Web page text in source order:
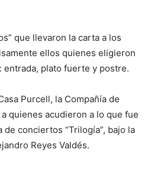
que llevaron la carta a los
ellos quienes eligieron
plato fuerte y postre.
Purcell, la Compañía de
quienes acudieron a lo que fue
conciertos “Trilogía”, bajo la
Reyes Valdés.